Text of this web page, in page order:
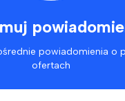
powiadomienia o
ofertach